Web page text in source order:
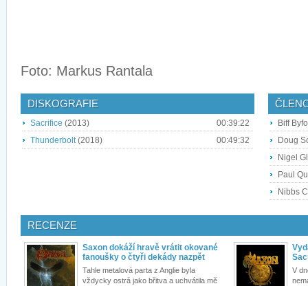
Foto: Markus Rantala
DISKOGRAFIE
Sacrifice (2013)
00:39:22
Thunderbolt(2018) 00:49:32
Biff
Doug
Nigel
Paul
Nibbs
RECENZE
Saxon dokáží hravě vrátit okované
fanoušky o čtyři dekády nazpět
Tahle metalová parta z Anglie byla
vždycky ostrá jako břitva a uchvátila mě
V